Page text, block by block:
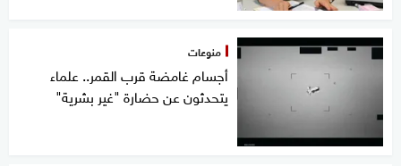
منوعات
أجسام غامضة قرب القمر.. علماء
يتحدثون عن حضارة "غير بشرية"